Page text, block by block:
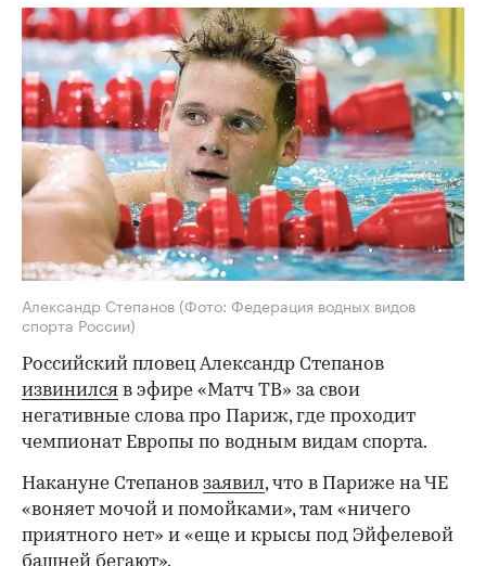
Александр Степанов (Фото: Федерация водных видов
спорта России)
Российский пловец Александр Степанов
извинился в эфире «Матч ТВ» за свои
негативные слова про Париж, где проходит
чемпионат Европы по водным видам спорта.
Накануне Степанов заявил, что в Париже на ЧЕ
«воняет мочой и помойками», там «ничего
приятного нет» и «еще и крысы под Эйфелевой